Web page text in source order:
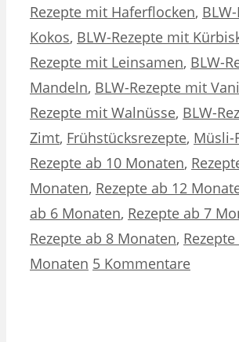
Rezepte mit Haferflocken,
Kokos, BLW-Rezepte mit
Rezepte mit Leinsamen, BLW-
Mandeln, BLW-Rezepte mit
Rezepte mit Walnüsse, BLW-
Zimt, Frühstücksrezepte, Müsli-
Rezepte ab 10 Monaten,
Monaten, Rezepte ab 12
ab 6 Monaten, Rezepte ab 7
Rezepte ab 8 Monaten,
Monaten 5 Kommentare